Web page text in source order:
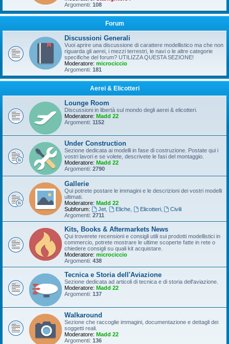
Argomenti: 108
Forum
Discussioni Generali
Vuoi aprire una discussione di carattere modellistico ma che non
riguarda gli aerei, i mezzi terrestri, le navi o le altre categorie
specifiche del forum? UTILIZZA QUESTA SEZIONE!
Moderatore: microciccio
Argomenti: 181
Aerei & Elicotteri
Lounge Room
Discussioni in libertà sul mondo degli aerei & elicotteri.
Moderatore: Madd 22
Argomenti: 1152
Under Construction
Sezione dedicata ai modelli in fase di costruzione. Postate qui i
vostri lavori e se volete, descrivete le fasi del montaggio.
Moderatore: Madd 22
Argomenti: 2790
Gallerie
Qui potrete postare le immagini e le descrizioni dei vostri modelli
ultimati.
Moderatore: Madd 22
Subforum:
Jet, Eliche, Elicotteri,
Civili
Argomenti: 2711
Kits, Books & Aftermarkets News
Qui troverete recensioni e consigli utili sui prodotti modellistici in
commercio, potrete mostrare le ultime scoperte fatte in rete o
chiedere consigli su quali kit acquistare.
Moderatore: microciccio
Argomenti: 438
Tecnica e Storia dell'Aviazione
Sezione dedicata ad articoli di tecnica e di storia dell'aviazione.
Moderatore: Madd 22
Argomenti: 137
Walkaround
Sezione che raccoglie immagini, documentazione e dettagli dei
soggetti reali.
Moderatore: Madd 22
Argomenti: 136